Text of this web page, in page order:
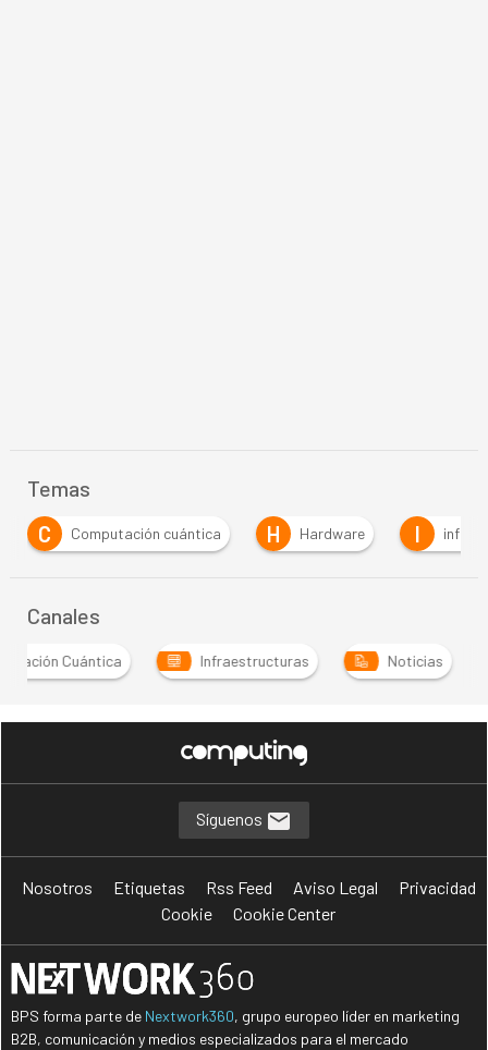
Temas
Computación cuántica H Hardware I
Canales
Cuántica Infraestructuras Noticias
Síguenos
Nosotros Etiquetas Rss Feed Aviso Legal
Privacidad
Cookie
Cookie Center
BPS forma parte de Nextwork360, grupo europeo líder en marketing
B2B, comunicación y medios especializados para el mercado